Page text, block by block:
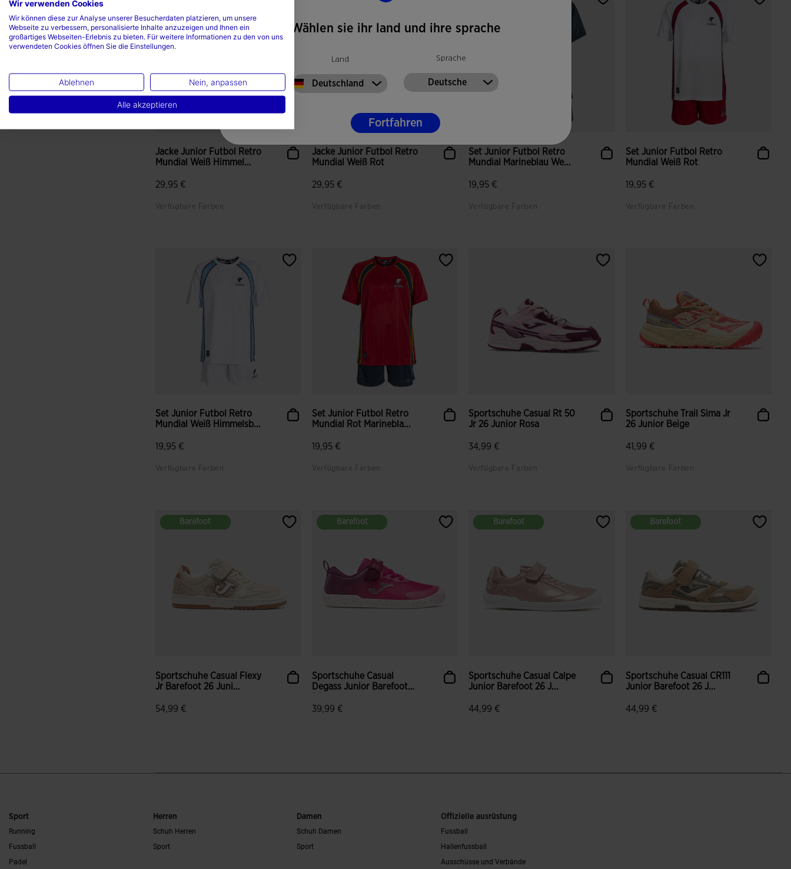
Jacke Junior Futbol Retro
Mundial Weiß Himmel...
29,95 €
Verfügbare Farben
Jacke Junior Futbol Retro
Mundial Weiß Rot
29,95 €
Verfügbare Farben
Set Junior Futbol Retro
Mundial Marineblau We...
19,95 €
Verfügbare Farben
Set Junior Futbol Retro
Mundial Weiß Rot
19,95 €
Verfügbare Farben
Set Junior Futbol Retro
Mundial Weiß Himmelsb...
19,95 €
Verfügbare Farben
Set Junior Futbol Retro
Mundial Rot Marinebla...
19,95 €
Verfügbare Farben
Sportschuhe Casual Rt 50
Jr 26 Junior Rosa
34,99 €
Verfügbare Farben
Sportschuhe Trail Sima Jr
26 Junior Beige
41,99 €
Verfügbare Farben
Barefoot
Barefoot
Sportschuhe Casual Flexy
Jr Barefoot 26 Juni...
54,99 €
Barefoot
Barefoot
Sportschuhe Casual
Degass Junior Barefoot
39,99 €
Barefoot
Barefoot
Sportschuhe Casual Calpe
Junior Barefoot 26 J...
44,99 €
Barefoot
Barefoot
Sportschuhe Casual CR111
Junior Barefoot 26 J...
44,99 €
Sport
Running
Fussball
Padel
Herren
Schuh Herren
Sport
Damen
Schuh Damen
Sport
Offizielle ausrüstung
Fussball
Hallenfussball
Ausschüsse und Verbände
Wählen sie ihr land und ihre sprache
Land
Deutschland
Sprache
Deutsche
Fortfahren
Wir verwenden Cookies
Wir können diese zur Analyse unserer Besucherdaten platzieren, um unsere
Webseite zu verbessern, personalisierte Inhalte anzuzeigen und Ihnen ein
großartiges Webseiten-Erlebnis zu bieten. Für weitere Informationen zu den von uns
verwendeten Cookies öffnen Sie die Einstellungen.
Ablehnen Nein, anpassen
Alle akzeptieren